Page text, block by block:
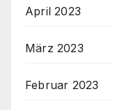
April 2023
März 2023
Februar 2023